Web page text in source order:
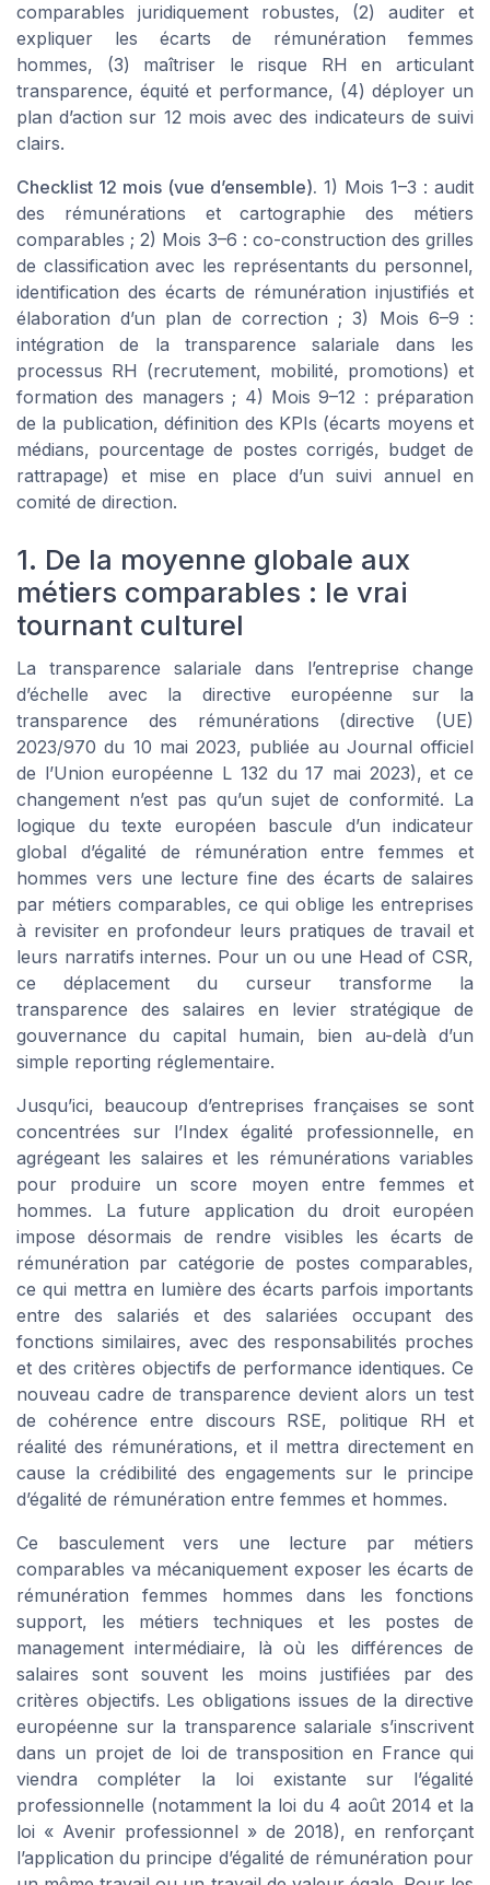
comparables juridiquement robustes, (2) auditer et
expliquer les écarts de rémunération femmes
hommes, (3) maîtriser le risque RH en articulant
transparence, équité et performance, (4) déployer un
plan d’action sur 12 mois avec des indicateurs de suivi
clairs.
Checklist 12 mois (vue d’ensemble). 1) Mois 1–3 : audit
des rémunérations et cartographie des métiers
comparables ; 2) Mois 3–6 : co-construction des grilles
de classification avec les représentants du personnel,
identification des écarts de rémunération injustifiés et
élaboration d’un plan de correction ; 3) Mois 6–9 :
intégration de la transparence salariale dans les
processus RH (recrutement, mobilité, promotions) et
formation des managers ; 4) Mois 9–12 : préparation
de la publication, définition des KPIs (écarts moyens et
médians, pourcentage de postes corrigés, budget de
rattrapage) et mise en place d’un suivi annuel en
comité de direction.
1. De la moyenne globale aux
métiers comparables : le vrai
tournant culturel
La transparence salariale dans l’entreprise change
d’échelle avec la directive européenne sur la
transparence des rémunérations (directive (UE)
2023/970 du 10 mai 2023, publiée au Journal officiel
de l’Union européenne L 132 du 17 mai 2023), et ce
changement n’est pas qu’un sujet de conformité. La
logique du texte européen bascule d’un indicateur
global d’égalité de rémunération entre femmes et
hommes vers une lecture fine des écarts de salaires
par métiers comparables, ce qui oblige les entreprises
à revisiter en profondeur leurs pratiques de travail et
leurs narratifs internes. Pour un ou une Head of CSR,
ce déplacement du curseur transforme la
transparence des salaires en levier stratégique de
gouvernance du capital humain, bien au-delà d’un
simple reporting réglementaire.
Jusqu’ici, beaucoup d’entreprises françaises se sont
concentrées sur l’Index égalité professionnelle, en
agrégeant les salaires et les rémunérations variables
pour produire un score moyen entre femmes et
hommes. La future application du droit européen
impose désormais de rendre visibles les écarts de
rémunération par catégorie de postes comparables,
ce qui mettra en lumière des écarts parfois importants
entre des salariés et des salariées occupant des
fonctions similaires, avec des responsabilités proches
et des critères objectifs de performance identiques. Ce
nouveau cadre de transparence devient alors un test
de cohérence entre discours RSE, politique RH et
réalité des rémunérations, et il mettra directement en
cause la crédibilité des engagements sur le principe
d’égalité de rémunération entre femmes et hommes.
Ce basculement vers une lecture par métiers
comparables va mécaniquement exposer les écarts de
rémunération femmes hommes dans les fonctions
support, les métiers techniques et les postes de
management intermédiaire, là où les différences de
salaires sont souvent les moins justifiées par des
critères objectifs. Les obligations issues de la directive
européenne sur la transparence salariale s’inscrivent
dans un projet de loi de transposition en France qui
viendra compléter la loi existante sur l’égalité
professionnelle (notamment la loi du 4 août 2014 et la
loi « Avenir professionnel » de 2018), en renforçant
l’application du principe d’égalité de rémunération pour